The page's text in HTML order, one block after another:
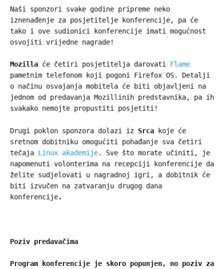
Naši sponzori svake godine pripreme neko
iznenađenje za posjetitelje konferencije, pa će
tako i ove sudionici konferencije imati mogućnost
osvojiti vrijedne nagrade!
Mozilla će četiri posjetitelja darovati Flame
pametnim telefonom koji pogoni Firefox OS. Detalji
o načinu osvajanja mobitela će biti objavljeni na
jednom od predavanja Mozillinih predstavnika, pa ih
svakako nemojte propustiti posjetiti!
Drugi poklon sponzora dolazi iz Srca koje će
sretnom dobitniku omogućiti pohađanje sva četiri
tečaja Linux akademije. Sve što morate učiniti, je
napomenuti volonterima na recepciji konferencije da
želite sudjelovati u nagradnoj igri, a dobitnik će
biti izvučen na zatvaranju drugog dana
konferencije.
Poziv predavačima
Program konferencije je skoro popunjen, no poziv za